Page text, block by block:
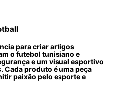
para criar artigos
o futebol tunisiano e
e um visual esportivo
Cada produto é uma peça
paixão pelo esporte e